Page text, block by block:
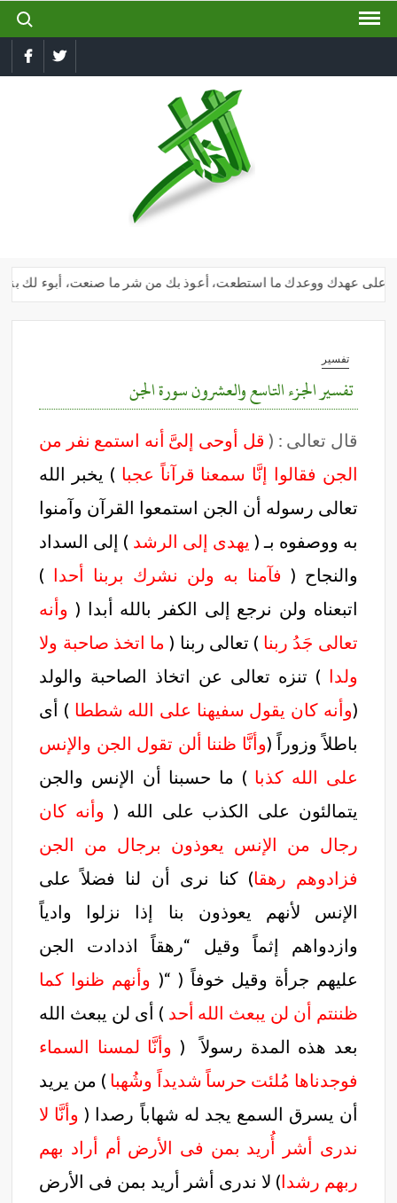
Skip
for:
Twitter
على عهدك ووعدك ما استطعت، أعوذ بك من شر ما صنعت، أبوء لك
تفسير
تفسير الجزء التاسع والعشرون سورة الجن
قال تعالى : ( قل أوحى إلىَّ أنه استمع نفر من
الجن فقالوا إنَّا سمعنا قرآناً عجبا ) يخبر الله
تعالى رسوله أن الجن استمعوا القرآن وآمنوا
به ووصفوه بـ ( يهدى إلى الرشد ) إلى السداد
والنجاح ( فآمنا به ولن نشرك بربنا أحدا )
اتبعناه ولن نرجع إلى الكفر بالله أبدا ( وأنه
تعالى جَدُ ربنا ) تعالى ربنا ( ما اتخذ صاحبة ولا
ولدا ) تنزه تعالى عن اتخاذ الصاحبة والولد
(وأنه كان يقول سفيهنا على الله شططا ) أى
باطلاً وزوراً (وأنَّا ظننا ألن تقول الجن والإنس
على الله كذبا ) ما حسبنا أن الإنس والجن
يتمالئون على الكذب على الله ( وأنه كان
رجال من الإنس يعوذون برجال من الجن
فزادوهم رهقا) كنا نرى أن لنا فضلاً على
الإنس لأنهم يعوذون بنا إذا نزلوا وادياً
وازدواهم إثماً وقيل “رهقاً اذدادت الجن
عليهم جرأة وقيل خوفاً ( “( وأنهم ظنوا كما
ظننتم أن لن يبعث الله أحد ) أى لن يبعث الله
بعد هذه المدة رسولاً ( وأنَّا لمسنا السماء
فوجدناها مُلئت حرساً شديداً وشُهبا ) من يريد
أن يسرق السمع يجد له شهاباً رصدا ( وأنَّا لا
ندرى أشر أُريد بمن فى الأرض أم أراد بهم
ربهم رشدا) لا ندرى أشر أريد بمن فى الأرض